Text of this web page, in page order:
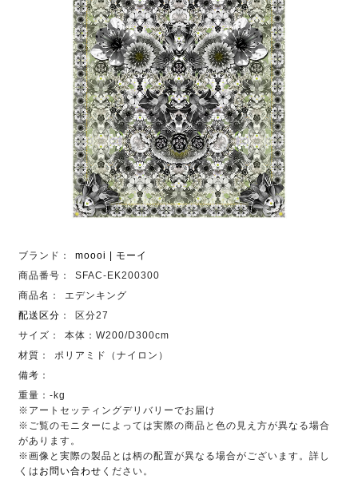
ブランド：
moooi | モーイ
商品番号：
SFAC-EK200300
商品名：
エデンキング
配送区分 ：
区分27
サイズ：
本体：W200/D300cm
材質：
ポリアミド（ナイロン）
備考：
重量：-kg
※アートセッティングデリバリーでお届け
※ご覧のモニターによっては実際の商品と色の見え方が異なる場合
があります。
※画像と実際の製品とは柄の配置が異なる場合がございます。詳し
くは お問い合わせ ください。